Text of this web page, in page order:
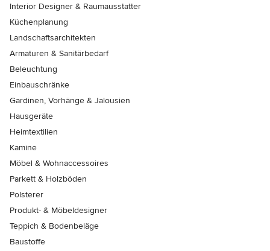
Interior Designer & Raumausstatter
Küchenplanung
Landschaftsarchitekten
Armaturen & Sanitärbedarf
Beleuchtung
Einbauschränke
Gardinen, Vorhänge & Jalousien
Hausgeräte
Heimtextilien
Kamine
Möbel & Wohnaccessoires
Parkett & Holzböden
Polsterer
Produkt- & Möbeldesigner
Teppich & Bodenbeläge
Baustoffe